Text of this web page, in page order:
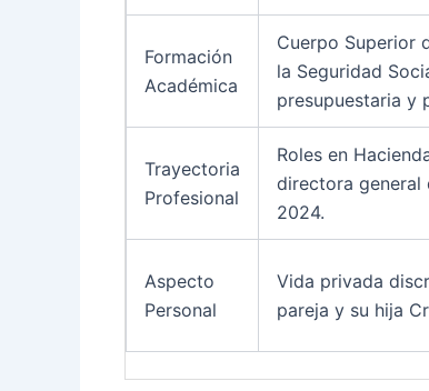
Formación
Académica
Cuerpo Superior
la Seguridad
presupuestaria y
Trayectoria
Profesional
Roles en
directora general
2024.
Aspecto
Personal
Vida privada
pareja y su hija